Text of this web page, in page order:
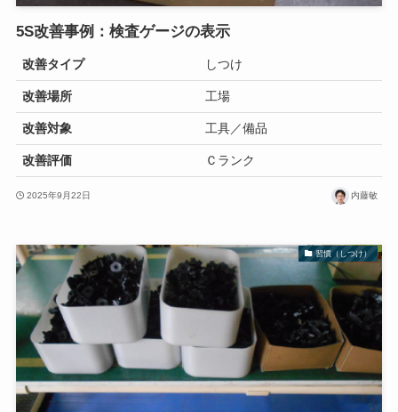
5S改善事例：検査ゲージの表示
改善タイプ しつけ
改善場所 工場
改善対象 工具／備品
改善評価 Ｃランク
2025年9月22日 内藤敏
習慣（しつけ）